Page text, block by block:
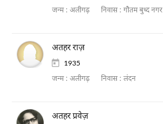
जन्म : अलीगढ़ निवास : गौतम बुध्द नगर
अतहर राज़
1935
जन्म : अलीगढ़ निवास : लंदन
अतहर प्रवेज़